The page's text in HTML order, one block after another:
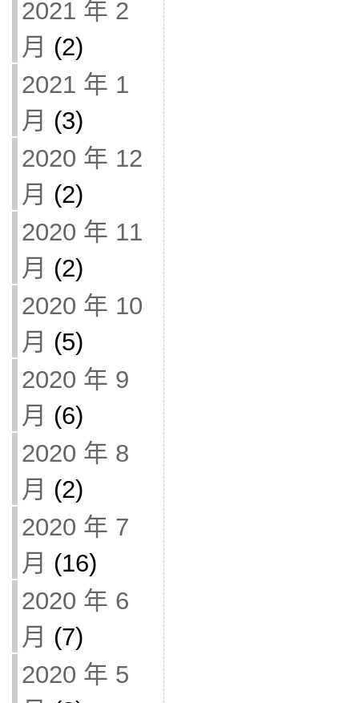
2021 年 2
月 (2)
2021 年 1
月 (3)
2020 年 12
月 (2)
2020 年 11
月 (2)
2020 年 10
月 (5)
2020 年 9
月 (6)
2020 年 8
月 (2)
2020 年 7
月 (16)
2020 年 6
月 (7)
2020 年 5